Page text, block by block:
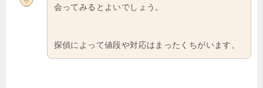
会ってみるとよいでしょう。
探偵によって値段や対応はまったくちがいます。